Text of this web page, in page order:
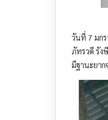
วันที่ 7 มก
ภัทรวดี รัง
มีฐานะยาก